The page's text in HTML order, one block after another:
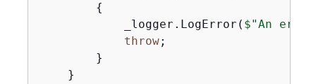
{
            _logger.LogError(
$"An
throw;
        }
    }